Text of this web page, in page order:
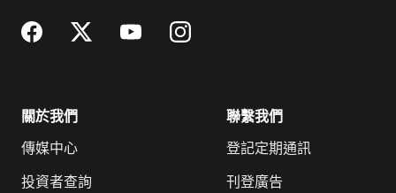
關於我們
傳媒中心
投資者查詢
聯繫我們
登記定期通訊
刊登廣告